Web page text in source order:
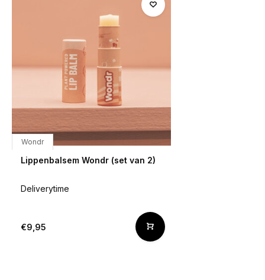
Wondr
Lippenbalsem Wondr (set van 2)
Deliverytime
€9,95